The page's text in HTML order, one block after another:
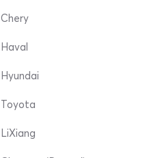
Chery
Haval
Hyundai
Toyota
LiXiang